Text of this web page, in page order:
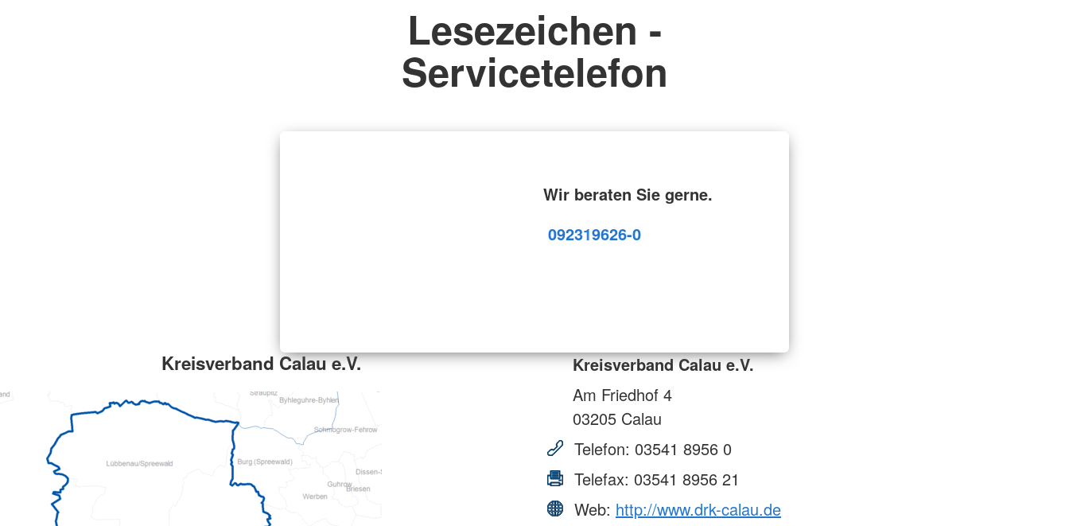
Lesezeichen -
Servicetelefon
Wir beraten Sie gerne.
092319626-0
Kreisverband Calau e.V.
Kreisverband Calau e.V.
Am Friedhof 4
03205 Calau
Telefon: 03541 8956 0
Telefax: 03541 8956 21
Web: http://www.drk-calau.de